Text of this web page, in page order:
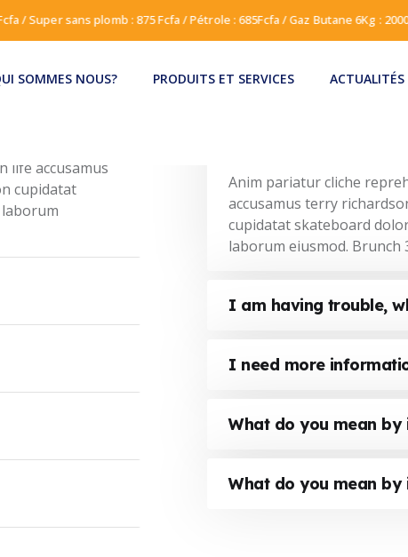
/ Super sans plomb : 875 Fcfa / Pétrole : 685Fcfa / Gaz Butane 6Kg :
SOMMES NOUS? PRODUITS ET SERVICES ACTUALITÉS
life accusamus
cupidatat
Anim pariatur cliche
accusamus terry
cupidatat skateboard
laborum eiusmod.
I am having trouble,
I need more
What do you mean
What do you mean